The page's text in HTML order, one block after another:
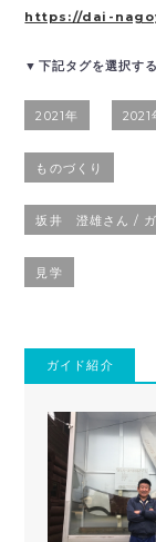
https://dai-
▼下記タグを選択す
2021年 2021
ものづくり
坂井 澄雄さん /
見学
ガイド紹介